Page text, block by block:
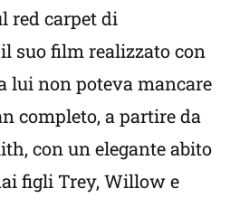
red carpet di
suo film realizzato con
lui non poteva mancare
completo, a partire da
con un elegante abito
figli Trey, Willow e